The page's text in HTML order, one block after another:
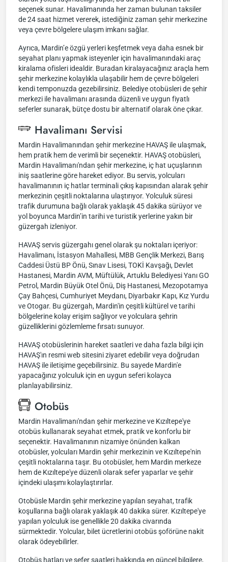
seçenek sunar. Havalimanında her zaman bulunan taksiler
de 24 saat hizmet vererek, istediğiniz zaman şehir merkezine
veya çevre bölgelere ulaşım imkanı sağlar.
Ayrıca, Mardin’e özgü yerleri keşfetmek veya daha esnek bir
seyahat planı yapmak isteyenler için havalimanındaki araç
kiralama ofisleri idealdir. Buradan kiralayacağınız araçla hem
şehir merkezine kolaylıkla ulaşabilir hem de çevre bölgeleri
kendi temponuzda gezebilirsiniz. Belediye otobüsleri de şehir
merkezi ile havalimanı arasında düzenli ve uygun fiyatlı
seferler sunarak, bütçe dostu bir alternatif olarak öne çıkar.
Havalimanı Servisi
Mardin Havalimanından şehir merkezine HAVAŞ ile ulaşmak,
hem pratik hem de verimli bir seçenektir. HAVAŞ otobüsleri,
Mardin Havalimanı'ndan şehir merkezine, iç hat uçuşlarının
iniş saatlerine göre hareket ediyor. Bu servis, yolcuları
havalimanının iç hatlar terminali çıkış kapısından alarak şehir
merkezinin çeşitli noktalarına ulaştırıyor. Yolculuk süresi
trafik durumuna bağlı olarak yaklaşık 45 dakika sürüyor ve
yol boyunca Mardin’in tarihi ve turistik yerlerine yakın bir
güzergah izleniyor.
HAVAŞ servis güzergahı genel olarak şu noktaları içeriyor:
Havalimanı, İstasyon Mahallesi, MBB Gençlik Merkezi, Barış
Caddesi Üstü BP Önü, Sınav Lisesi, TOKİ Kavşağı, Devlet
Hastanesi, Mardin AVM, Müftülük, Artuklu Belediyesi Yanı GO
Petrol, Mardin Büyük Otel Önü, Diş Hastanesi, Mezopotamya
Çay Bahçesi, Cumhuriyet Meydanı, Diyarbakır Kapı, Kız Yurdu
ve Otogar. Bu güzergah, Mardin'in çeşitli kültürel ve tarihi
bölgelerine kolay erişim sağlıyor ve yolculara şehrin
güzelliklerini gözlemleme fırsatı sunuyor.
HAVAŞ otobüslerinin hareket saatleri ve daha fazla bilgi için
HAVAŞ'ın resmi web sitesini ziyaret edebilir veya doğrudan
HAVAŞ ile iletişime geçebilirsiniz. Bu sayede Mardin'e
yapacağınız yolculuk için en uygun seferi kolayca
planlayabilirsiniz.
Otobüs
Mardin Havalimanı'ndan şehir merkezine ve Kızıltepe'ye
otobüs kullanarak seyahat etmek, pratik ve konforlu bir
seçenektir. Havalimanının nizamiye önünden kalkan
otobüsler, yolcuları Mardin şehir merkezinin ve Kızıltepe'nin
çeşitli noktalarına taşır. Bu otobüsler, hem Mardin merkeze
hem de Kızıltepe'ye düzenli olarak sefer yaparlar ve şehir
içindeki ulaşımı kolaylaştırırlar.
Otobüsle Mardin şehir merkezine yapılan seyahat, trafik
koşullarına bağlı olarak yaklaşık 40 dakika sürer. Kızıltepe'ye
yapılan yolculuk ise genellikle 20 dakika civarında
sürmektedir. Yolcular, bilet ücretlerini otobüs şoförüne nakit
olarak ödeyebilirler.
Otobüs hatları ve sefer saatleri hakkında en güncel bilgilere,